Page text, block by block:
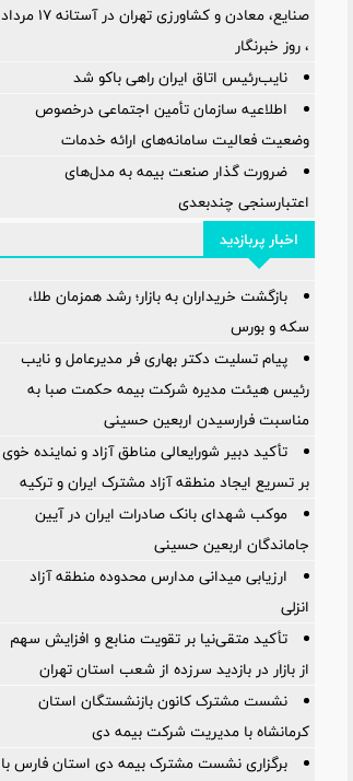
صنایع، معادن و کشاورزی تهران در آستانه 17 مرداد
، روز خبرنگار
نایب‌رئیس اتاق ایران راهی باکو شد
اطلاعیه سازمان تأمین اجتماعی درخصوص
وضعیت فعالیت سامانه‌های ارائه خدمات
ضرورت گذار صنعت بیمه به مدل‌های
اعتبارسنجی چندبعدی
اخبار پربازدید
بازگشت خریداران به بازار؛ رشد همزمان طلا،
سکه و بورس
پیام تسلیت دکتر بهاری فر مدیرعامل و نایب
رئیس هیئت مدیره شرکت بیمه حکمت صبا به
مناسبت فرارسیدن اربعین حسینی
تأکید دبیر شورایعالی مناطق آزاد و نماینده خوی
بر تسریع ایجاد منطقه آزاد مشترک ایران و ترکیه
موکب شهدای بانک صادرات ایران در آیین
جاماندگان اربعین حسینی
ارزیابی میدانی مدارس محدوده منطقه آزاد
انزلی
تأکید متقی‌نیا بر تقویت منابع و افزایش سهم
از بازار در بازدید سرزده از شعب استان تهران
نشست مشترک کانون بازنشستگان استان
کرمانشاه با مدیریت شرکت بیمه دی
برگزاری نشست مشترک بیمه دی استان فارس با